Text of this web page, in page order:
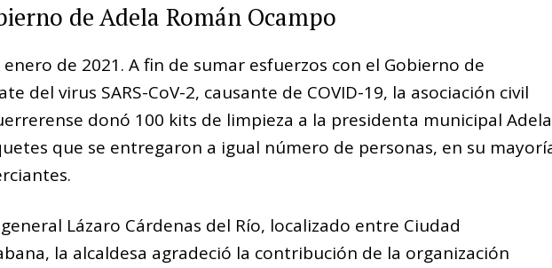
de Adela Román Ocampo
enero de 2021. A fin de sumar esfuerzos con el Gobierno de
del virus SARS-CoV-2, causante de COVID-19, la asociación civil
donó 100 kits de limpieza a la presidenta municipal Adela
que se entregaron a igual número de personas, en su
Lázaro Cárdenas del Río, localizado entre Ciudad
la alcaldesa agradeció la contribución de la organización